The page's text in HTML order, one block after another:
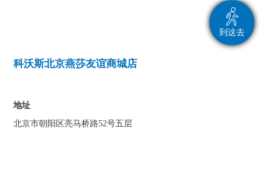
到这去
科沃斯北京燕莎友谊商城店
地址
北京市朝阳区亮马桥路52号五层